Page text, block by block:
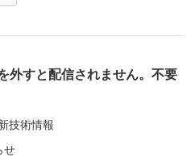
外すと配信されません。不要
技術情報
せ